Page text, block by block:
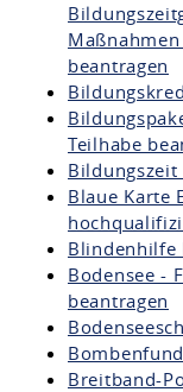
beantragen
Teilhabe
Bildungszeit
Blaue Karte
Blindenhilfe
Bodensee -
beantragen
Breitband-